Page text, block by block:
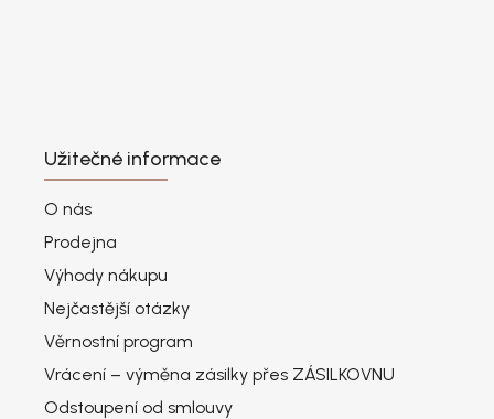
Užitečné informace
O nás
Prodejna
Výhody nákupu
Nejčastější otázky
Věrnostní program
Vrácení – výměna zásilky přes ZÁSILKOVNU
Odstoupení od smlouvy